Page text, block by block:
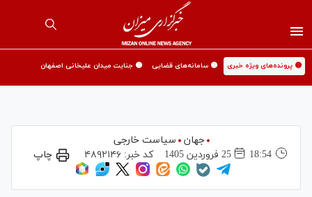
🟡 پرونده‌های ویژه خبری 🟡 سامانه‌های قضایی 🟡 جنایت میدان علیخانی اصفهان
جهان
سیاست خارجی
18:54
25 فروردين 1405 کد خبر: ۴۸۹۲۱۴۶ چاپ